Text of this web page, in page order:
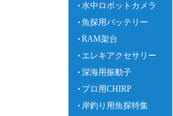
水中ロボットカメラ
魚探用バッテリー
RAM架台
エレキアクセサリー
深海用振動子
プロ用CHIRP
岸釣り用魚探特集